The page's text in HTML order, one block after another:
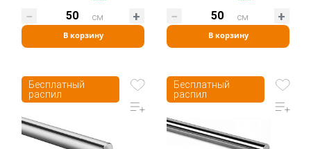
В корзину
см
В корзину
см
Бесплатный
распил
Бесплатный
распил